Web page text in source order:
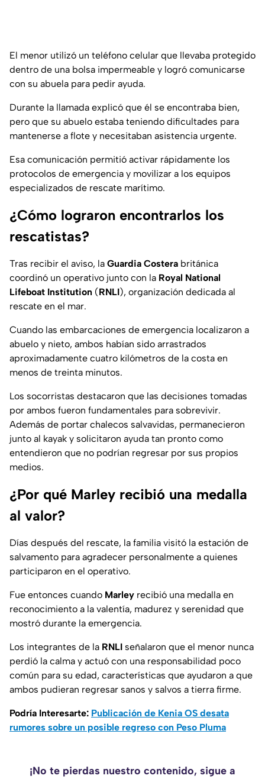
El menor utilizó un teléfono celular que llevaba protegido
dentro de una bolsa impermeable y logró comunicarse
con su abuela para pedir ayuda.
Durante la llamada explicó que él se encontraba bien,
pero que su abuelo estaba teniendo dificultades para
mantenerse a flote y necesitaban asistencia urgente.
Esa comunicación permitió activar rápidamente los
protocolos de emergencia y movilizar a los equipos
especializados de rescate marítimo.
¿Cómo lograron encontrarlos los
rescatistas?
Tras recibir el aviso, la Guardia Costera británica
coordinó un operativo junto con la Royal National
Lifeboat Institution (RNLI), organización dedicada al
rescate en el mar.
Cuando las embarcaciones de emergencia localizaron a
abuelo y nieto, ambos habían sido arrastrados
aproximadamente cuatro kilómetros de la costa en
menos de treinta minutos.
Los socorristas destacaron que las decisiones tomadas
por ambos fueron fundamentales para sobrevivir.
Además de portar chalecos salvavidas, permanecieron
junto al kayak y solicitaron ayuda tan pronto como
entendieron que no podrían regresar por sus propios
medios.
¿Por qué Marley recibió una medalla
al valor?
Días después del rescate, la familia visitó la estación de
salvamento para agradecer personalmente a quienes
participaron en el operativo.
Fue entonces cuando Marley recibió una medalla en
reconocimiento a la valentía, madurez y serenidad que
mostró durante la emergencia.
Los integrantes de la RNLI señalaron que el menor nunca
perdió la calma y actuó con una responsabilidad poco
común para su edad, características que ayudaron a que
ambos pudieran regresar sanos y salvos a tierra firme.
Podría Interesarte: Publicación de Kenia OS desata
rumores sobre un posible regreso con Peso Pluma
¡No te pierdas nuestro contenido, sigue a